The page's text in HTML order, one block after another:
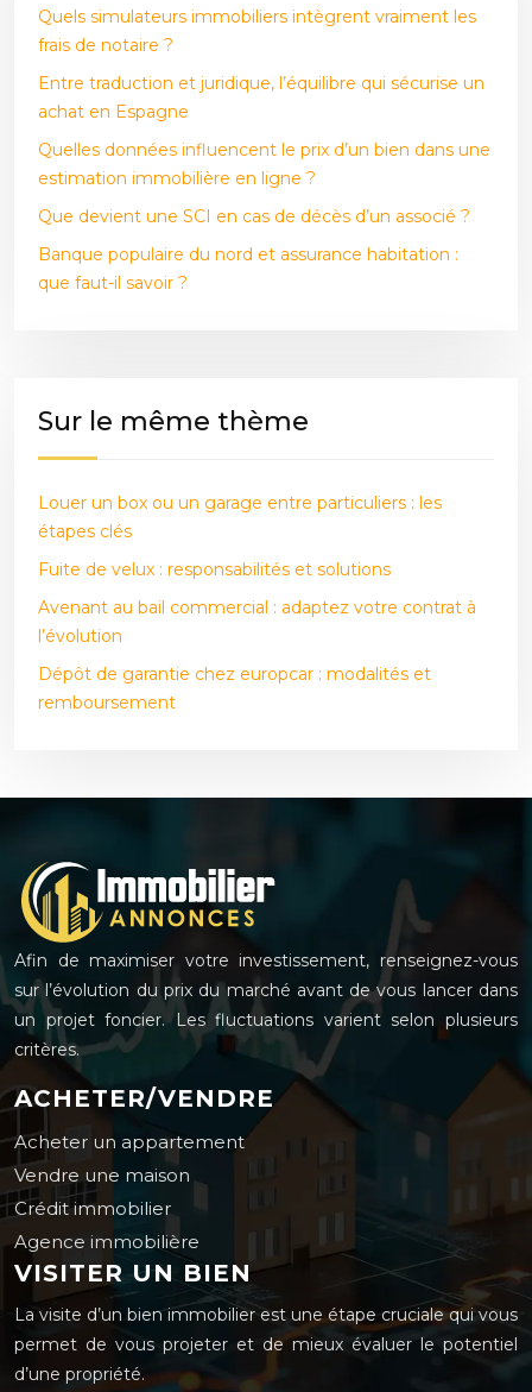
Quels simulateurs immobiliers intègrent vraiment les
frais de notaire ?
Entre traduction et juridique, l’équilibre qui sécurise un
achat en Espagne
Quelles données influencent le prix d’un bien dans une
estimation immobilière en ligne ?
Que devient une SCI en cas de décès d’un associé ?
Banque populaire du nord et assurance habitation :
que faut-il savoir ?
Sur le même thème
Louer un box ou un garage entre particuliers : les
étapes clés
Fuite de velux : responsabilités et solutions
Avenant au bail commercial : adaptez votre contrat à
l’évolution
Dépôt de garantie chez europcar : modalités et
remboursement
Afin de maximiser votre investissement, renseignez-vous
sur l’évolution du prix du marché avant de vous lancer dans
un projet foncier. Les fluctuations varient selon plusieurs
critères.
ACHETER/VENDRE
Acheter un appartement
Vendre une maison
Crédit immobilier
Agence immobilière
VISITER UN BIEN
La visite d’un bien immobilier est une étape cruciale qui vous
permet de vous projeter et de mieux évaluer le potentiel
d’une propriété.